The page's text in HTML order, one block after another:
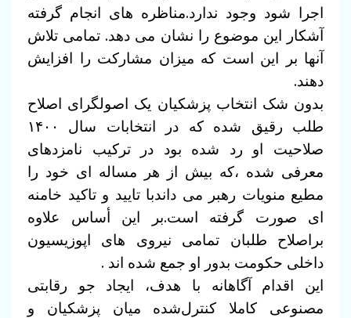
اجرا شود وجود ندارد.مناظره های انجام گرفته
آشکار این موضوع را نشان می دهد. تمامی تلاش
آنها بر این است که میزان مشارکت را افزایش
دهند.
بدون شک انتخاب پزشکیان یک اصولگرای اصلاح
طلب رقیق شده که در انتخابات سال ۱۴۰۰
صلاحیت او رد شده بود در ترکیب نامزدهای
معرفی شده ،که بیش از هر مساله ای خود را
مطیع منویات رهبر می داندبا تایید و تاکید خامنه
ای صورت گرفته است.بر این أساس علاوه
براصلاح طلبان تمامی نیروی های اپوزیسیون
داخلی حکومت بدور او جمع شده اند .
این اقدام آگاهانه با هدف، ایجاد جو رقابتی
مصنوعی کاملا کنترل‌شده میان پزشکیان و